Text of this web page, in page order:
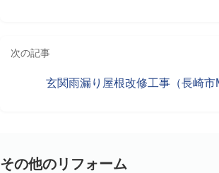
次の記事
玄関雨漏り屋根改修工事（長崎市
その他のリフォーム